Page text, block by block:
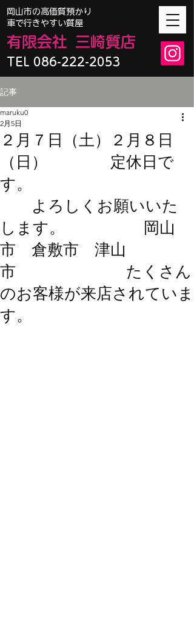
TEL 086-222-2053
​岡山市の高価質預かり
車で行きやすい質屋
有限会社 三崎質店
記事
２月７日（土）２月８日
（日） 定休日で
す。
よろしくお願いいた
します。 岡山
市 倉敷市 津山
市 たくさん
のお客様が来店されていま
す。
maruku0
2月5日